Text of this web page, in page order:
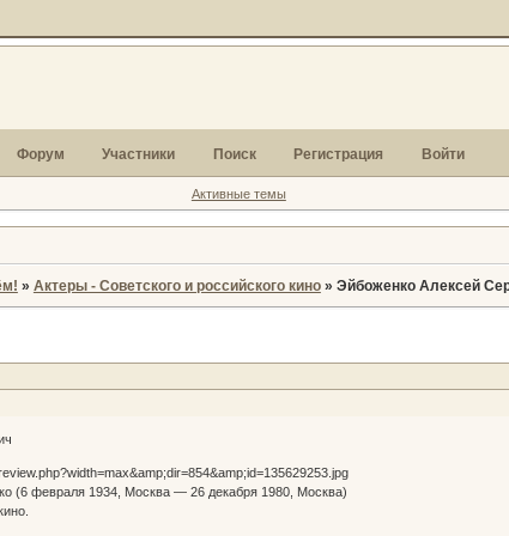
Форум Участники Поиск Регистрация Войти
Активные темы
» Актеры - Советского и российского кино » Эйбоженко Алексей
(6 февраля 1934, Москва — 26 декабря 1980, Москва)